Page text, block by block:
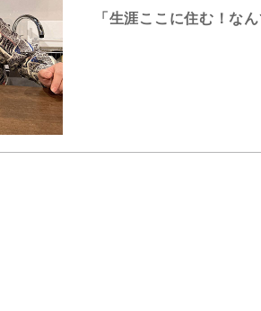
「生涯ここに住む！な